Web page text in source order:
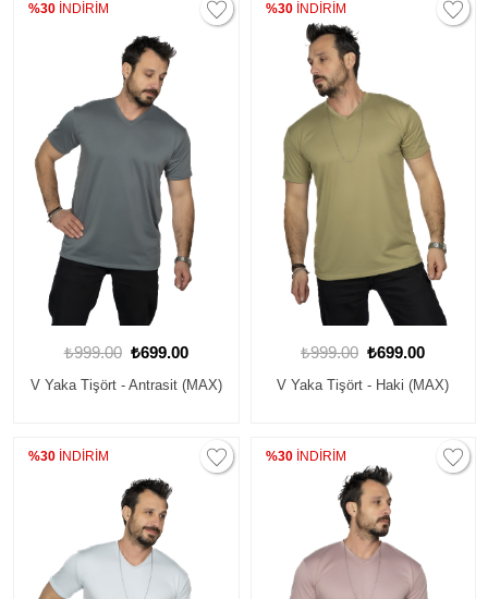
%30 İNDİRİM
₺999.00 ₺699.00
V Yaka Tişört - Antrasit (MAX)
%30İNDİRİM
₺999.00 ₺699.00
V Yaka Tişört - Haki (MAX)
%30 İNDİRİM %30İNDİRİM